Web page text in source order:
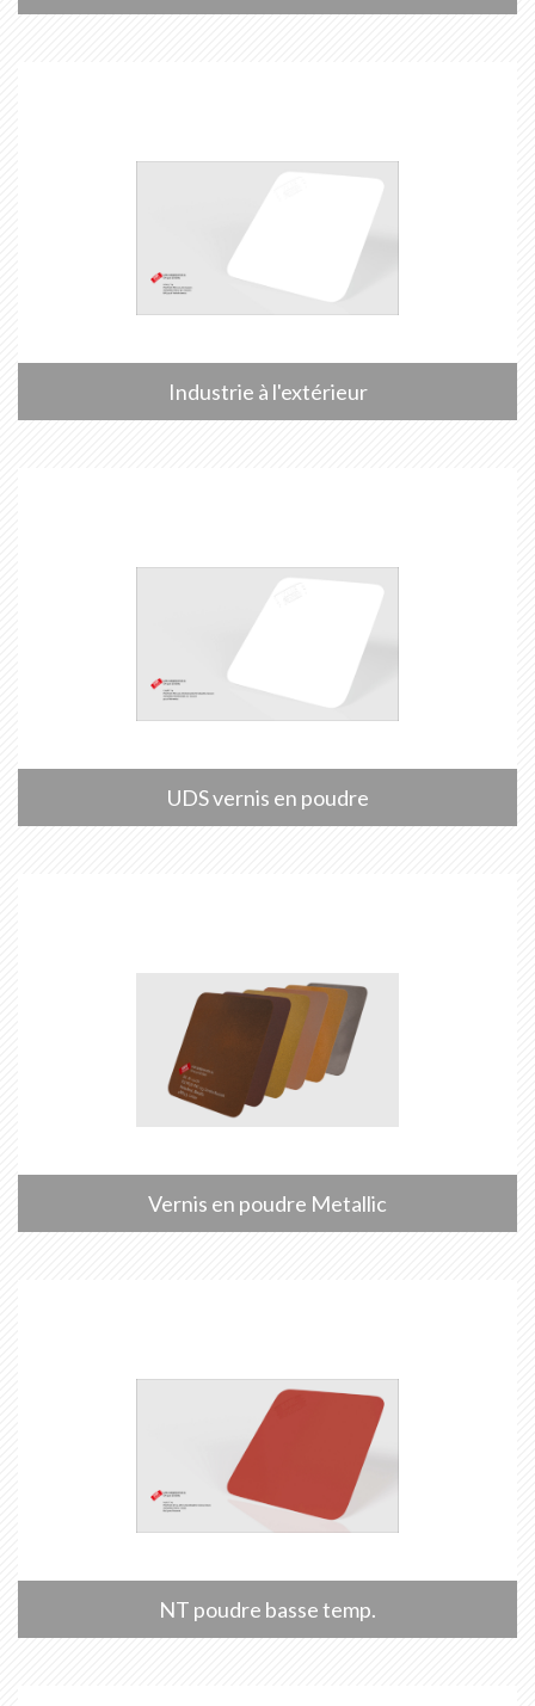
Industrie à l'extérieur
UDS vernis en poudre
Vernis en poudre Metallic
NT poudre basse temp.